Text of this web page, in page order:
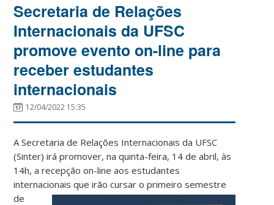
Secretaria de Relações
Internacionais da UFSC
promove evento on-line para
receber estudantes
internacionais
12/04/2022 15:35
A Secretaria de Relações Internacionais da UFSC
(Sinter) irá promover, na quinta-feira, 14 de abril, às
14h, a recepção on-line aos estudantes
internacionais que irão cursar o primeiro semestre
de